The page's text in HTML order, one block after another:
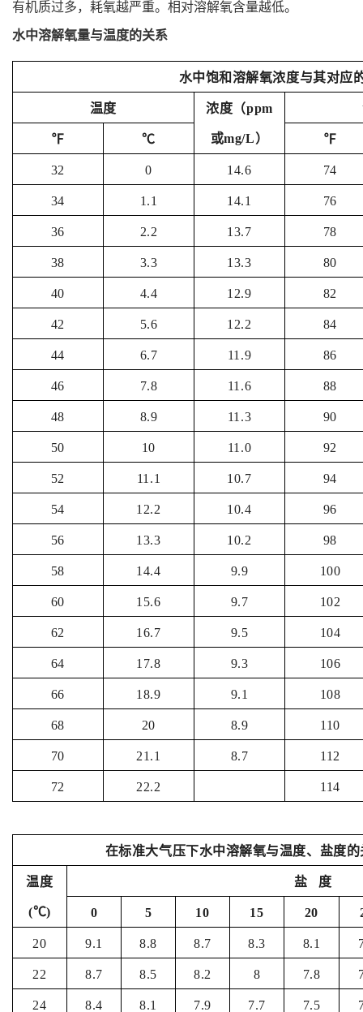
有机质过多，耗氧越严重。相对溶解氧含量越低。
水中溶解氧量与温度的关系
水中饱和溶解氧浓度与其对应
温度 浓度（ppm
或mg/L）
℉ ℃ ℉
32 0 14.6 74
34 1.1 14.1 76
36 2.2 13.7 78
38 3.3 13.3 80
40 4.4 12.9 82
42 5.6 12.2 84
44 6.7 11.9 86
46 7.8 11.6 88
48 8.9 11.3 90
50 10 11.0 92
52 11.1 10.7 94
54 12.2 10.4 96
56 13.3 10.2 98
58 14.4 9.9 100
60 15.6 9.7 102
62 16.7 9.5 104
64 17.8 9.3 106
66 18.9 9.1 108
68 20 8.9 110
70 21.1 8.7 112
72 22.2 114
在标准大气压下水中溶解氧与温度、盐度
温度
(℃)
盐 度
0 5 10 15 20
20 9.1 8.8 8.7 8.3 8.1
22 8.7 8.5 8.2 8 7.8
24 8.4 8.1 7.9 7.7 7.5